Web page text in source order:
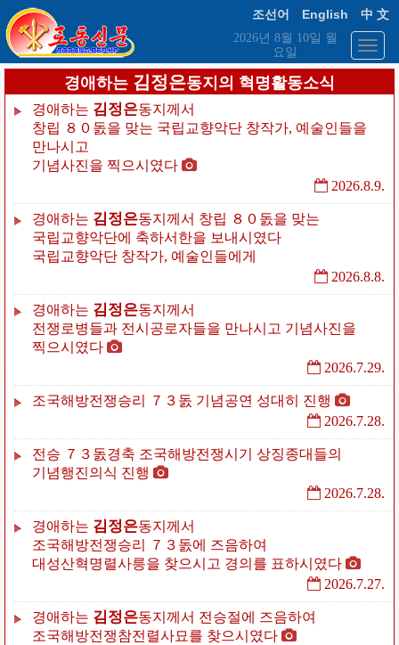
조선어 English
中 文
2026년 8월 10일 월
요일
경애하는 김정은동지의 혁명활동소식
경애하는 김정은동지께서
창립 ８０돐을 맞는 국립교향악단 창작가, 예술인들을
만나시고
기념사진을 찍으시였다
2026.8.9.
경애하는 김정은동지께서 창립 ８０돐을 맞는
국립교향악단에 축하서한을 보내시였다
국립교향악단 창작가, 예술인들에게
2026.8.8.
경애하는 김정은동지께서
전쟁로병들과 전시공로자들을 만나시고 기념사진을
찍으시였다
2026.7.29.
조국해방전쟁승리 ７３돐 기념공연 성대히 진행
2026.7.28.
전승 ７３돐경축 조국해방전쟁시기
상징종대들의
기념행진의식 진행
2026.7.28.
경애하는 김정은동지께서
조국해방전쟁승리
７３돐에
즈음하여
대성산혁명렬사릉을 찾으시고 경의를 표하시였다
2026.7.27.
경애하는 김정은동지께서 전승절에
즈음하여
조국해방전쟁참전렬사묘를 찾으시였다